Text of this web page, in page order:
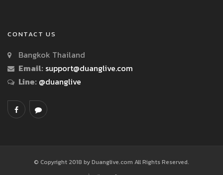
CONTACT US
Bangkok Thailand
Email: support@duanglive.com
Line: @duanglive
© Copyright 2018 by Duanglive.com All Rights Reserved.